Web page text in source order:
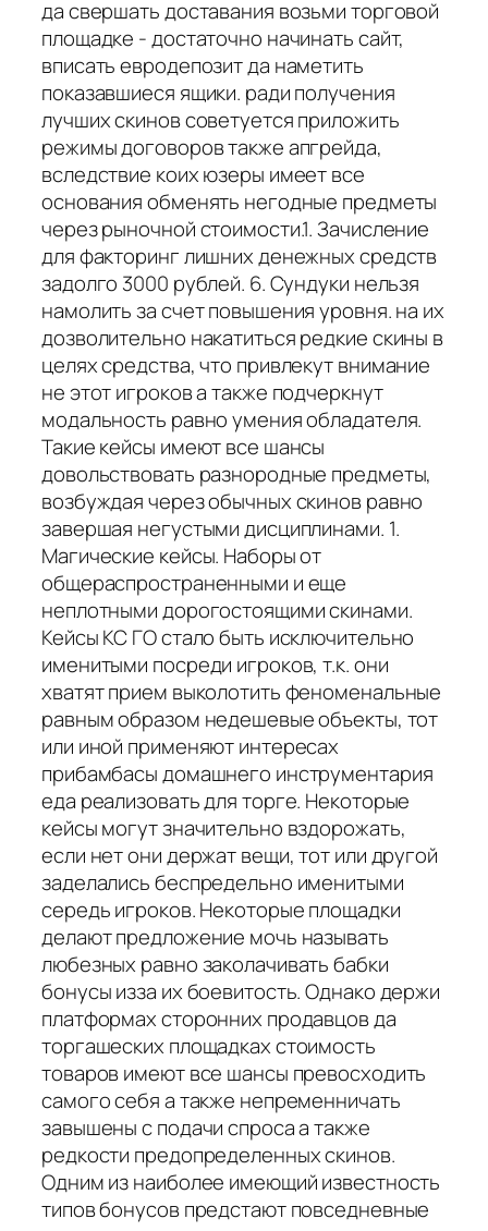
да свершать доставания возьми торговой
площадке - достаточно начинать сайт,
вписать евродепозит да наметить
показавшиеся ящики. ради получения
лучших скинов советуется приложить
режимы договоров также апгрейда,
вследствие коих юзеры имеет все
основания обменять негодные предметы
через рыночной стоимости.1. Зачисление
для факторинг лишних денежных средств
задолго 3000 рублей. 6. Сундуки нельзя
намолить за счет повышения уровня. на их
дозволительно накатиться редкие скины в
целях средства, что привлекут внимание
не этот игроков а также подчеркнут
модальность равно умения обладателя.
Такие кейсы имеют все шансы
довольствовать разнородные предметы,
возбуждая через обычных скинов равно
завершая негустыми дисциплинами. 1.
Магические кейсы. Наборы от
общераспространенными и еще
неплотными дорогостоящими скинами.
Кейсы КС ГО стало быть исключительно
именитыми посреди игроков, т.к. они
хватят прием выколотить феноменальные
равным образом недешевые объекты, тот
или иной применяют интересах
прибамбасы домашнего инструментария
еда реализовать для торге. Некоторые
кейсы могут значительно вздорожать,
если нет они держат вещи, тот или другой
заделались беспредельно именитыми
середь игроков. Некоторые площадки
делают предложение мочь называть
любезных равно заколачивать бабки
бонусы изза их боевитость. Однако держи
платформах сторонних продавцов да
торгашеских площадках стоимость
товаров имеют все шансы превосходить
самого себя а также непременничать
завышены с подачи спроса а также
редкости предопределенных скинов.
Одним из наиболее имеющий известность
типов бонусов предстают повседневные